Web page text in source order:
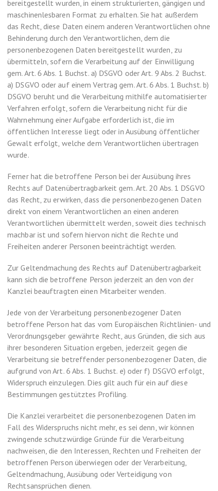
bereitgestellt wurden, in einem strukturierten, gängigen und
maschinenlesbaren Format zu erhalten. Sie hat außerdem
das Recht, diese Daten einem anderen Verantwortlichen ohne
Behinderung durch den Verantwortlichen, dem die
personenbezogenen Daten bereitgestellt wurden, zu
übermitteln, sofern die Verarbeitung auf der Einwilligung
gem. Art. 6 Abs. 1 Buchst. a) DSGVO oder Art. 9 Abs. 2 Buchst.
a) DSGVO oder auf einem Vertrag gem. Art. 6 Abs. 1 Buchst. b)
DSGVO beruht und die Verarbeitung mithilfe automatisierter
Verfahren erfolgt, sofern die Verarbeitung nicht für die
Wahrnehmung einer Aufgabe erforderlich ist, die im
öffentlichen Interesse liegt oder in Ausübung öffentlicher
Gewalt erfolgt, welche dem Verantwortlichen übertragen
wurde.
Ferner hat die betroffene Person bei der Ausübung ihres
Rechts auf Datenübertragbarkeit gem. Art. 20 Abs. 1 DSGVO
das Recht, zu erwirken, dass die personenbezogenen Daten
direkt von einem Verantwortlichen an einen anderen
Verantwortlichen übermittelt werden, soweit dies technisch
machbar ist und sofern hiervon nicht die Rechte und
Freiheiten anderer Personen beeinträchtigt werden.
Zur Geltendmachung des Rechts auf Datenübertragbarkeit
kann sich die betroffene Person jederzeit an den von der
Kanzlei beauftragten einen Mitarbeiter wenden.
Jede von der Verarbeitung personenbezogener Daten
betroffene Person hat das vom Europäischen Richtlinien- und
Verordnungsgeber gewährte Recht, aus Gründen, die sich aus
ihrer besonderen Situation ergeben, jederzeit gegen die
Verarbeitung sie betreffender personenbezogener Daten, die
aufgrund von Art. 6 Abs. 1 Buchst. e) oder f) DSGVO erfolgt,
Widerspruch einzulegen. Dies gilt auch für ein auf diese
Bestimmungen gestütztes Profiling.
Die Kanzlei verarbeitet die personenbezogenen Daten im
Fall des Widerspruchs nicht mehr, es sei denn, wir können
zwingende schutzwürdige Gründe für die Verarbeitung
nachweisen, die den Interessen, Rechten und Freiheiten der
betroffenen Person überwiegen oder der Verarbeitung,
Geltendmachung, Ausübung oder Verteidigung von
Rechtsansprüchen dienen.